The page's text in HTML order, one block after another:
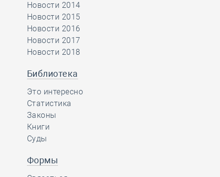
Новости 2014
Новости 2015
Новости 2016
Новости 2017
Новости 2018
Библиотека
Это интересно
Статистика
Законы
Книги
Суды
Формы